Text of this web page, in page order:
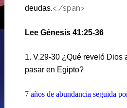
deudas.< /span>
Lee Génesis 41:25-36
1. V.29-30 ¿Qué reveló Dios
pasar en Egipto?
7 años de abundancia seguida